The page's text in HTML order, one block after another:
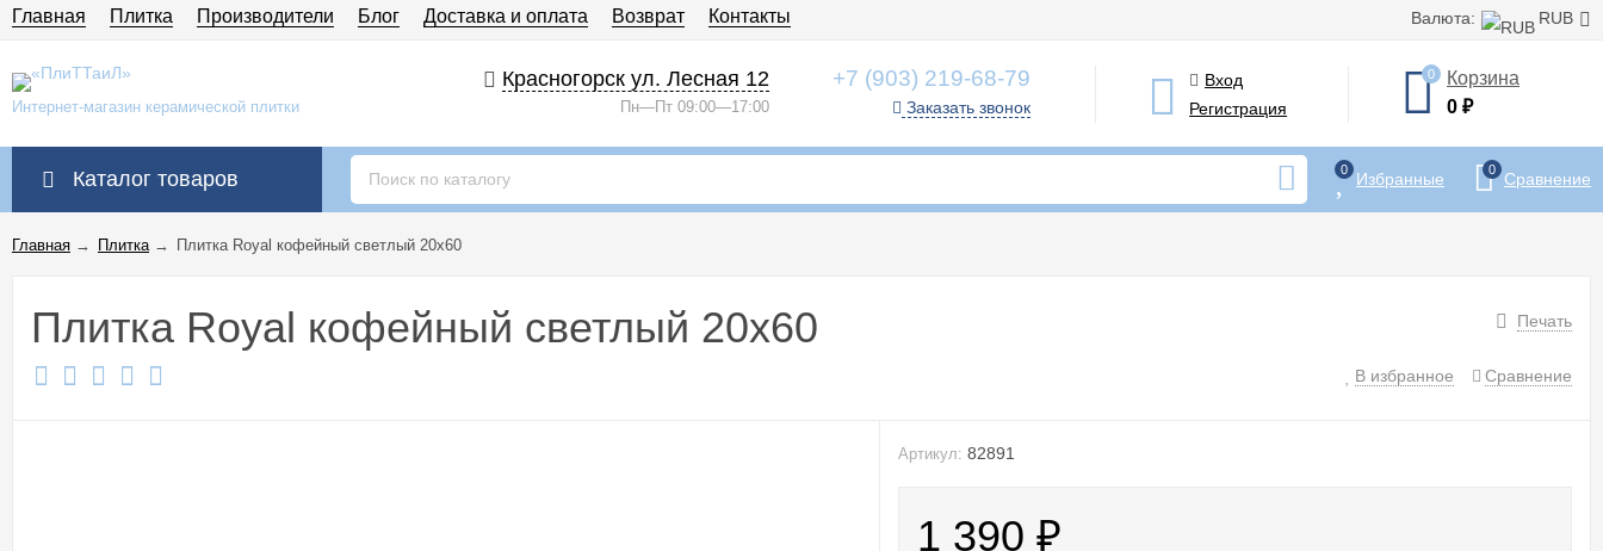
Валюта: RUB
Главная Плитка Производители Блог Доставка и оплата Возврат Контакты
Интернет-магазин керамической плитки
Красногорск ул. Лесная 12
Пн—Пт 09:00—17:00
+7 (903) 219-68-79
Заказать звонок
Вход
Регистрация
0
Корзина
0 ₽
Каталог товаров 0 Избранные 0 Сравнение
Главная → Плитка→ Плитка Royal кофейный светлый 20x60
Печать
Плитка Royal кофейный светлый 20x60
В избранное Сравнение
Артикул: 82891
1 390₽